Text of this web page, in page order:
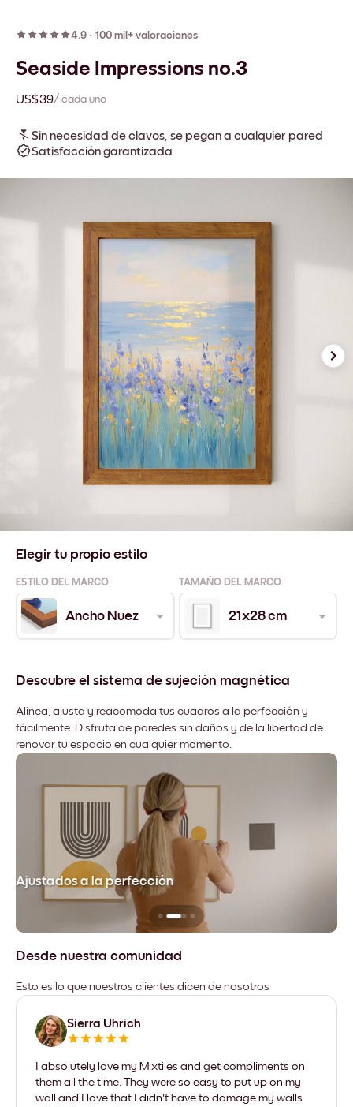
4.9 · 100 mil+ valoraciones
Seaside Impressions no.3
US$39/ cada uno
Sin necesidad de clavos, se pegan a cualquier pared
Satisfacción garantizada
Elegir tu propio estilo
ESTILO DEL MARCO TAMAÑO DEL MARCO
Ancho Nuez 21x28 cm
Descubre el sistema de sujeción magnética
Alinea, ajusta y reacomoda tus cuadros a la perfección y
fácilmente. Disfruta de paredes sin daños y de la libertad de
renovar tu espacio en cualquier momento.
Ajustados a la perfección
Desde nuestra comunidad
Esto es lo que nuestros clientes dicen de nosotros
Sierra Uhrich
I absolutely love my Mixtiles and get compliments on
them all the time. They were so easy to put up on my
wall and I love that I didn't have to damage my walls